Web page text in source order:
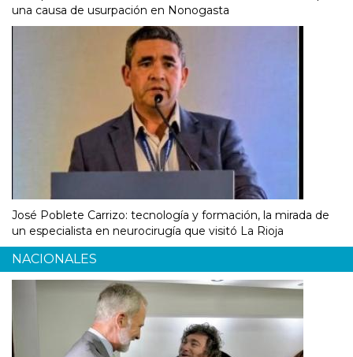
una causa de usurpación en Nonogasta
José Poblete Carrizo: tecnología y formación, la mirada de
un especialista en neurocirugía que visitó La Rioja
NACIONALES